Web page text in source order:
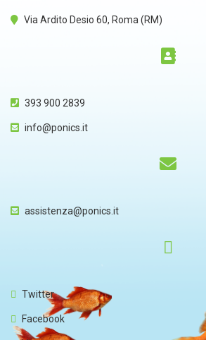
Via Ardito Desio 60, Roma (RM)
393 900 2839
info@ponics.it
assistenza@ponics.it
Twitter
Facebook